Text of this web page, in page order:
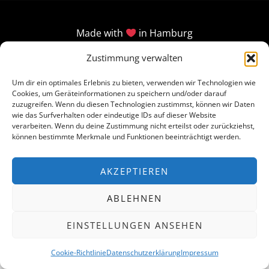
Zustimmung verwalten
Um dir ein optimales Erlebnis zu bieten, verwenden wir Technologien wie
Cookies, um Geräteinformationen zu speichern und/oder darauf
zuzugreifen. Wenn du diesen Technologien zustimmst, können wir Daten
wie das Surfverhalten oder eindeutige IDs auf dieser Website
verarbeiten. Wenn du deine Zustimmung nicht erteilst oder zurückziehst,
können bestimmte Merkmale und Funktionen beeinträchtigt werden.
AKZEPTIEREN
ABLEHNEN
EINSTELLUNGEN ANSEHEN
Cookie-RichtlinieDatenschutzerklärungImpressum
Made with in Hamburg